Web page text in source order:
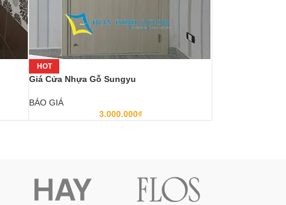
HOT
Giá Cửa Nhựa Gỗ Sungyu
BÁO GIÁ
3.000.000₫